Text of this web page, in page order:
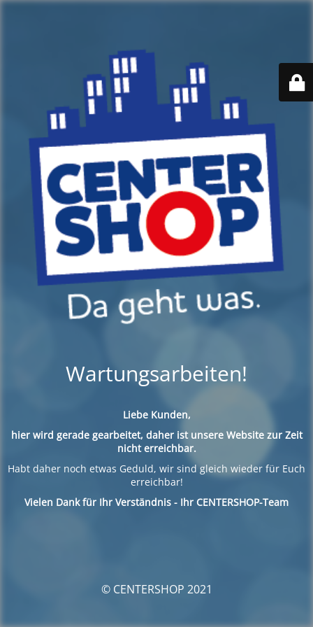
Wartungsarbeiten!
Liebe Kunden,
hier wird gerade gearbeitet, daher ist unsere Website zur Zeit
nicht erreichbar.
Habt daher noch etwas Geduld, wir sind gleich wieder für Euch
erreichbar!
Vielen Dank für Ihr Verständnis - Ihr CENTERSHOP-Team
© CENTERSHOP 2021